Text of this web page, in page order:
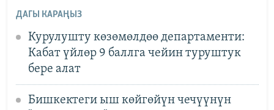
ДАГЫ КАРАҢЫЗ
Курулушту көзөмөлдөө департаменти:
Кабат үйлөр 9 баллга чейин туруштук
бере алат
Бишкектеги ыш көйгөйүн чечүүнүн